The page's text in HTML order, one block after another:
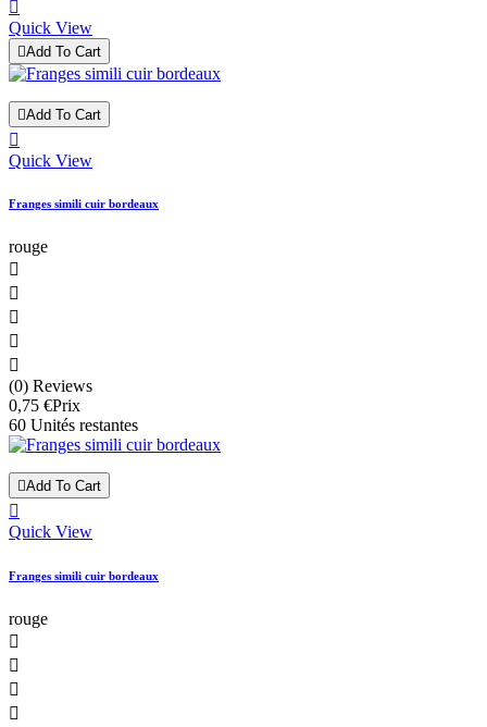

Quick View
Add To Cart
Add To Cart

Quick View
Franges simili cuir bordeaux
rouge





(0) Reviews
0,75 €Prix
60 Unités restantes
Add To Cart

Quick View
Franges simili cuir bordeaux
rouge



